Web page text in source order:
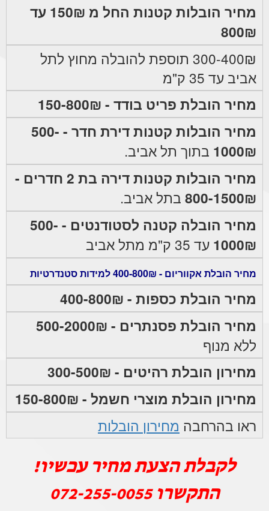
מחיר הובלות קטנות החל מ 150₪ עד
800₪
300-400₪ תוספת להובלה מחוץ לתל
אביב עד 35 ק"מ
מחיר הובלת פריט בודד - 150-800₪
מחיר הובלות קטנות דירת חדר - 500-
1000₪ בתוך תל אביב.
מחיר הובלות קטנות דירה בת 2 חדרים -
800-1500₪ בתל אביב.
מחיר הובלה קטנה לסטודנטים - 500-
1000₪ עד 35 ק"מ מתל אביב
מחיר הובלת אקווריום - 400-800₪ למידות סטנדרטיות
מחיר הובלת כספות - 400-800₪
מחיר הובלת פסנתרים - 500-2000₪
ללא מנוף
מחירון הובלת רהיטים - 300-500₪
מחירון הובלת מוצרי חשמל - 150-800₪
ראו בהרחבה מחירון הובלות
לקבלת הצעת מחיר עכשיו!
התקשרו072-255-0055